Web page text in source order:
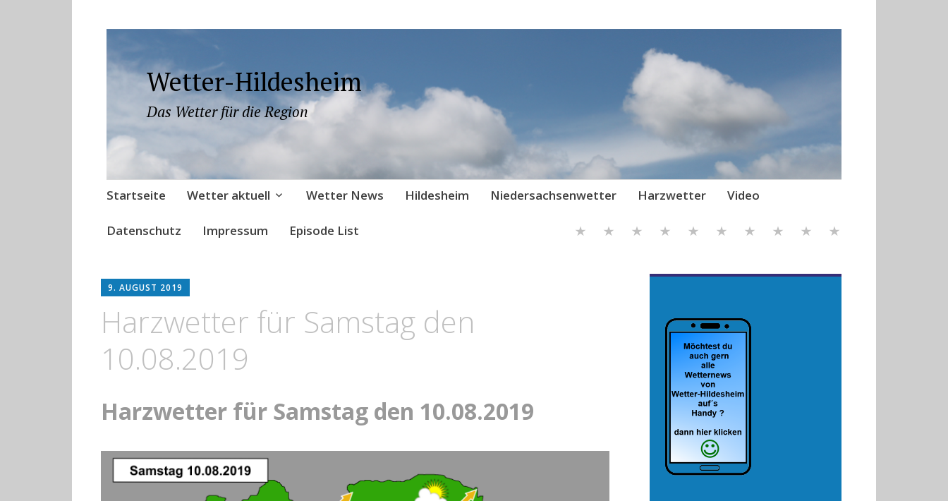
Wetter-Hildesheim
Das Wetter für die Region
Zum
springen
Startseite Wetter aktuell Wetter News Hildesheim Niedersachsenwetter Harzwetter Video
Datenschutz Impressum Episode List
9. AUGUST 2019
Harzwetter für Samstag den
10.08.2019
Harzwetter für Samstag den 10.08.2019